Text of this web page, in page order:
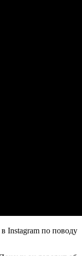
Instagram по поводу